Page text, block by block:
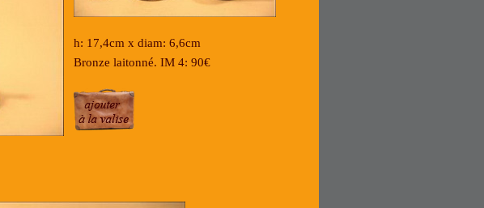
h: 17,4cm x diam: 6,6cm
Bronze laitonné. IM 4: 90€